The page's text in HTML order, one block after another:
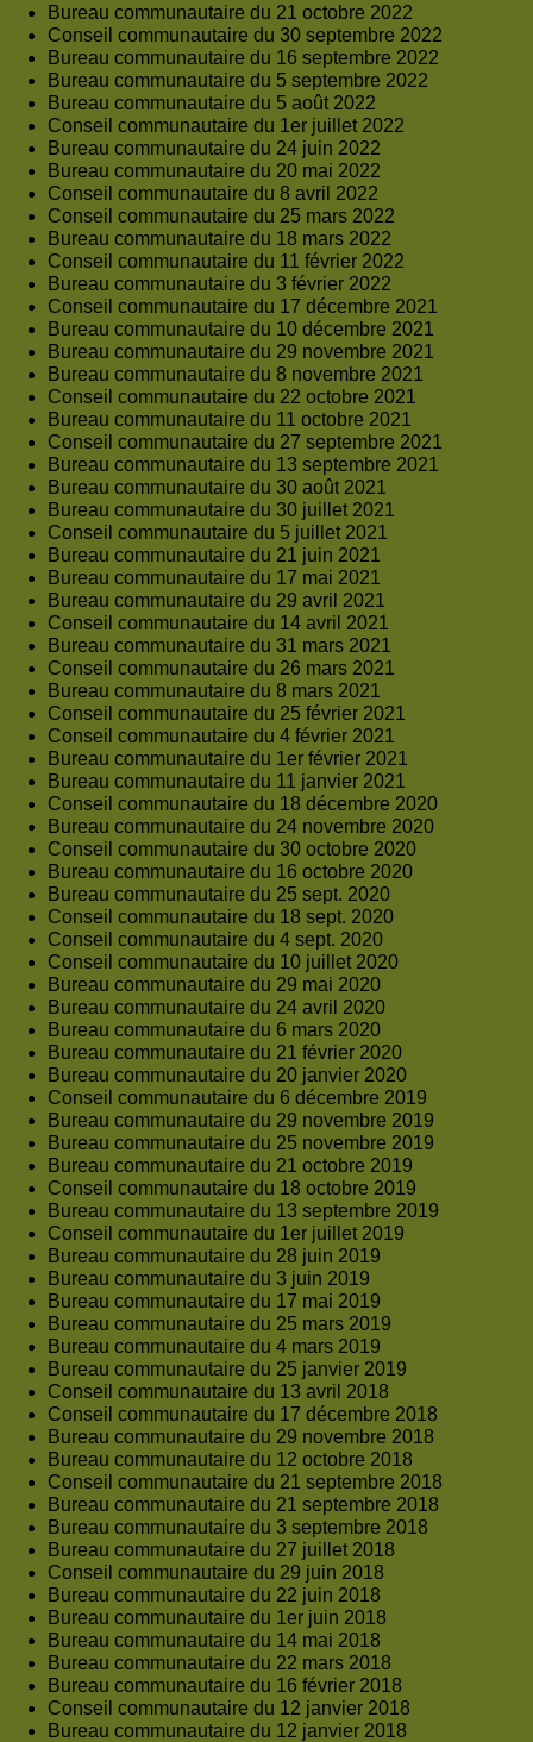
Bureau communautaire du 21 octobre 2022
Conseil communautaire du 30 septembre 2022
Bureau communautaire du 16 septembre 2022
Bureau communautaire du 5 septembre 2022
Bureau communautaire du 5 août 2022
Conseil communautaire du 1er juillet 2022
Bureau communautaire du 24 juin 2022
Bureau communautaire du 20 mai 2022
Conseil communautaire du 8 avril 2022
Conseil communautaire du 25 mars 2022
Bureau communautaire du 18 mars 2022
Conseil communautaire du 11 février 2022
Bureau communautaire du 3 février 2022
Conseil communautaire du 17 décembre 2021
Bureau communautaire du 10 décembre 2021
Bureau communautaire du 29 novembre 2021
Bureau communautaire du 8 novembre 2021
Conseil communautaire du 22 octobre 2021
Bureau communautaire du 11 octobre 2021
Conseil communautaire du 27 septembre 2021
Bureau communautaire du 13 septembre 2021
Bureau communautaire du 30 août 2021
Bureau communautaire du 30 juillet 2021
Conseil communautaire du 5 juillet 2021
Bureau communautaire du 21 juin 2021
Bureau communautaire du 17 mai 2021
Bureau communautaire du 29 avril 2021
Conseil communautaire du 14 avril 2021
Bureau communautaire du 31 mars 2021
Conseil communautaire du 26 mars 2021
Bureau communautaire du 8 mars 2021
Conseil communautaire du 25 février 2021
Conseil communautaire du 4 février 2021
Bureau communautaire du 1er février 2021
Bureau communautaire du 11 janvier 2021
Conseil communautaire du 18 décembre 2020
Bureau communautaire du 24 novembre 2020
Conseil communautaire du 30 octobre 2020
Bureau communautaire du 16 octobre 2020
Bureau communautaire du 25 sept. 2020
Conseil communautaire du 18 sept. 2020
Conseil communautaire du 4 sept. 2020
Conseil communautaire du 10 juillet 2020
Bureau communautaire du 29 mai 2020
Bureau communautaire du 24 avril 2020
Bureau communautaire du 6 mars 2020
Bureau communautaire du 21 février 2020
Bureau communautaire du 20 janvier 2020
Conseil communautaire du 6 décembre 2019
Bureau communautaire du 29 novembre 2019
Bureau communautaire du 25 novembre 2019
Bureau communautaire du 21 octobre 2019
Conseil communautaire du 18 octobre 2019
Bureau communautaire du 13 septembre 2019
Conseil communautaire du 1er juillet 2019
Bureau communautaire du 28 juin 2019
Bureau communautaire du 3 juin 2019
Bureau communautaire du 17 mai 2019
Bureau communautaire du 25 mars 2019
Bureau communautaire du 4 mars 2019
Bureau communautaire du 25 janvier 2019
Conseil communautaire du 13 avril 2018
Conseil communautaire du 17 décembre 2018
Bureau communautaire du 29 novembre 2018
Bureau communautaire du 12 octobre 2018
Conseil communautaire du 21 septembre 2018
Bureau communautaire du 21 septembre 2018
Bureau communautaire du 3 septembre 2018
Bureau communautaire du 27 juillet 2018
Conseil communautaire du 29 juin 2018
Bureau communautaire du 22 juin 2018
Bureau communautaire du 1er juin 2018
Bureau communautaire du 14 mai 2018
Bureau communautaire du 22 mars 2018
Bureau communautaire du 16 février 2018
Conseil communautaire du 12 janvier 2018
Bureau communautaire du 12 janvier 2018